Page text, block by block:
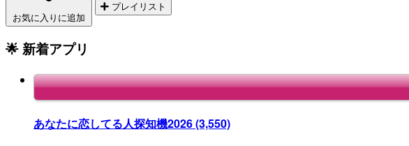
お気に入りに追加
プレイリスト
🌟 新着アプリ
あなたに恋してる人探知機2026(3,550)